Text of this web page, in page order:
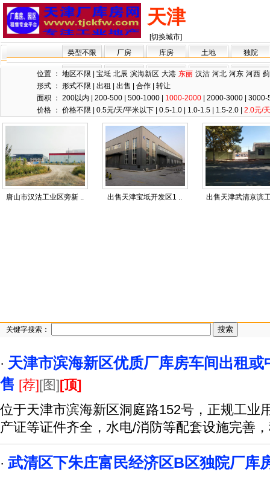
天津
[切换城市]
类型不限
厂房 库房 土地 独院
位置 ： 地区不限 宝坻 北辰 滨海新区 大港 东丽 汉沽 河北 河东 河西
形式 ： 形式不限 出租 出售 合作
转让
面积 ： 200以内 200-500 500-1000 1000-2000 2000-3000
3000-
价格 ： 价格不限 0.5元/天/平米以下 0.5-1.0 1.0-1.5 1.5-2.0 2.0元/
唐山市汉沽工业区旁新 .. 出售天津宝坻开发区1 .. 出售天津武清京滨
关键字搜索：
· 天津市滨海新区优质厂库房车间出租
售 [荐][图][顶]
位于天津市滨海新区洞庭路152号，正规工业
产证等证件齐全，水电/消防等配套设施完善
· 武清区下朱庄富民经济区B区独院厂库